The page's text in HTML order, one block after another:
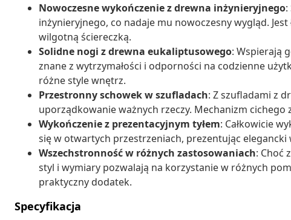
Nowoczesne wykończenie z drewna inżynieryjnego
inżynieryjnego, co nadaje mu nowoczesny wygląd.
wilgotną ściereczką.
Solidne nogi z drewna eukaliptusowego: Wspierają
znane z wytrzymałości i odporności na codzienne
różne style wnętrz.
Przestronny schowek w szufladach: Z szufladami z
uporządkowanie ważnych rzeczy. Mechanizm
Wykończenie z prezentacyjnym tyłem: Całkowicie
się w otwartych przestrzeniach, prezentując elegancki
Wszechstronność w różnych zastosowaniach: Choć
styl i wymiary pozwalają na korzystanie w różnych
praktyczny dodatek.
Specyfikacja